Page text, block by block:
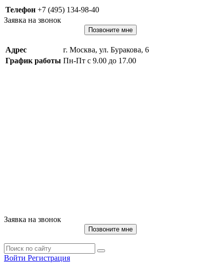
Телефон +7 (495) 134-98-40
Заявка на звонок
Позвоните мне
Адрес
г. Москва, ул. Буракова, 6
График работы Пн-Пт с 9.00 до 17.00
Заявка на звонок
Позвоните мне
Войти Регистрация